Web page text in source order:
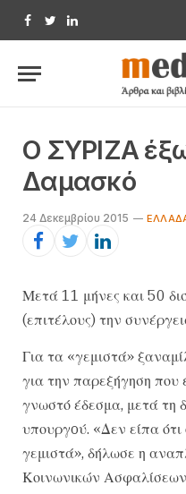
Facebook
TwitterLinkedIn
Ο ΣΥΡΙΖΑ
Δαμασκό
24 Δεκεμβρίου 2015
Μετά 11 μήνες και 50
(επιτέλους) την
Για τα «γεμιστά»
για την παρεξήγηση που
γνωστό έδεσμα, μετά τη
υπουργoύ. «Δεν είπα
γεμιστά», δήλωσε η
Κοινωνικών